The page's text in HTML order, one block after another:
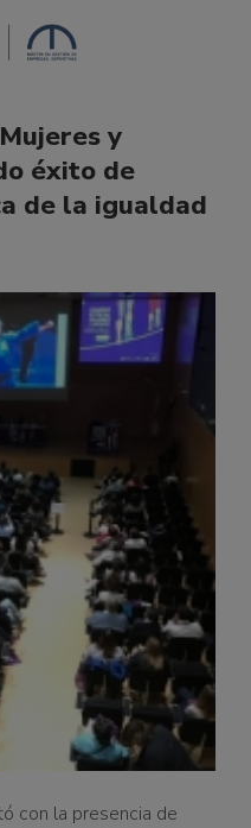
y
éxito de
de la igualdad
con la presencia de